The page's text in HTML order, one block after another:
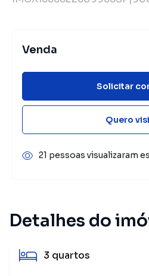
Detalhes do
3 quartos
Venda
Solicitar
Quero
21 pessoas visualizaram